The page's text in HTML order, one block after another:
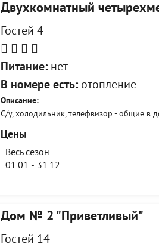
Двухкомнатный
Гостей 4
Питание:нет
В номере есть:отопление
Описание:
С/у, холодильник, телефвизор - общие в
Цены
Весь сезон
01.01 - 31.12
Дом № 2 "Приветливый"
Гостей 14